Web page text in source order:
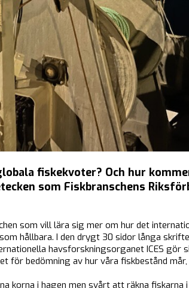
fiskekvoter? Och hur
som Fiskbranschens
som vill lära sig mer om hur det
hållbara. I den drygt 30 sidor långa
havsforskningsorganet ICES gör
för bedömning av hur våra fiskbestånd
korna i hagen men svårt att räkna fiskarna i